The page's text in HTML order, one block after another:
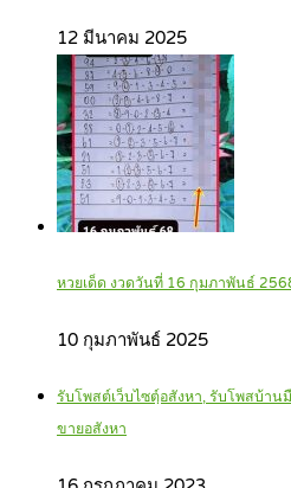
12 มีนาคม 2025
หวยเด็ด งวดวันที่ 16 กุมภาพันธ์
10 กุมภาพันธ์ 2025
รับโพสต์เว็บไซตฺ์อสังหา, รับโพสบ้าน
ขายอสังหา